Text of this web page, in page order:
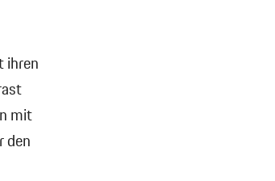
ihren
mit
den